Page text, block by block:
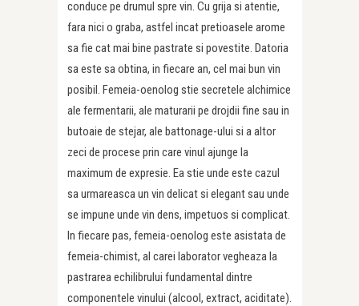
conduce pe drumul spre vin. Cu grija si atentie,
fara nici o graba, astfel incat pretioasele arome
sa fie cat mai bine pastrate si povestite. Datoria
sa este sa obtina, in fiecare an, cel mai bun vin
posibil. Femeia-oenolog stie secretele alchimice
ale fermentarii, ale maturarii pe drojdii fine sau in
butoaie de stejar, ale battonage-ului si a altor
zeci de procese prin care vinul ajunge la
maximum de expresie. Ea stie unde este cazul
sa urmareasca un vin delicat si elegant sau unde
se impune unde vin dens, impetuos si complicat.
In fiecare pas, femeia-oenolog este asistata de
femeia-chimist, al carei laborator vegheaza la
pastrarea echilibrului fundamental dintre
componentele vinului (alcool, extract, aciditate).